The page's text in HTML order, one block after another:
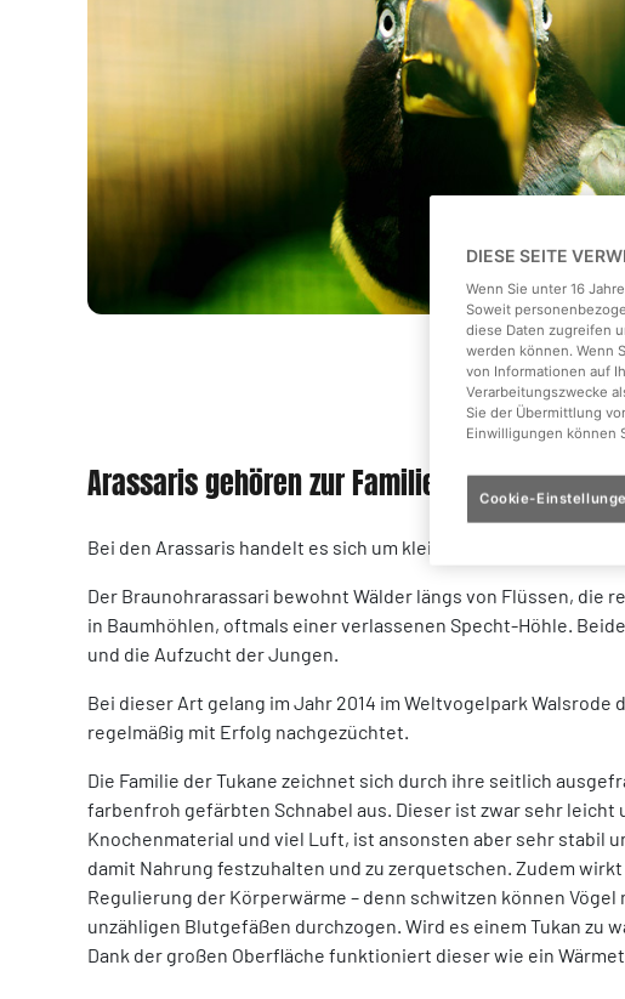
Arassaris gehören zur Familie der Tukane
Bei den Arassaris handelt es sich um kleine bis mittelgroße
Der Braunohrarassari bewohnt Wälder längs von Flüssen, die
in Baumhöhlen, oftmals einer verlassenen Specht-Höhle.
und die Aufzucht der Jungen.
Bei dieser Art gelang im Jahr 2014 im Weltvogelpark
regelmäßig mit Erfolg nachgezüchtet.
Die Familie der Tukane zeichnet sich durch ihre seitlich
farbenfroh gefärbten Schnabel aus. Dieser ist zwar sehr leicht
Knochenmaterial und viel Luft, ist ansonsten aber sehr stabil
damit Nahrung festzuhalten und zu zerquetschen. Zudem
Regulierung der Körperwärme – denn schwitzen können
unzähligen Blutgefäßen durchzogen. Wird es einem Tukan zu
Dank der großen Oberfläche funktioniert dieser wie ein
DIESE SEITE
Wenn Sie unter 16
Soweit
diese Daten zugreifen
werden können. Wenn
von Informationen auf
Verarbeitungszwecke
Sie der Übermittlung
Einwilligungen können
Cookie-